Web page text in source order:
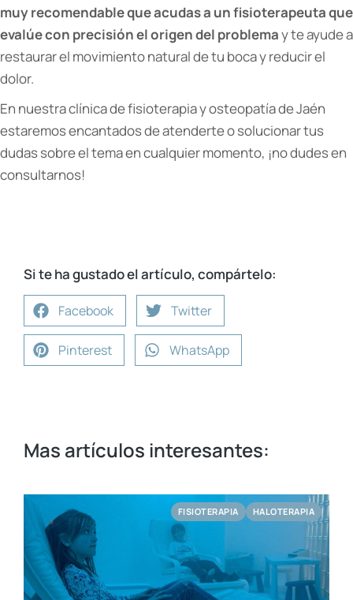
muy recomendable que acudas a un fisioterapeuta que
evalúe con precisión el origen del problemay te ayude a
restaurar el movimiento natural de tu boca y reducir el
dolor.
En nuestra clínica de fisioterapia y osteopatía de Jaén
estaremos encantados de atenderte o solucionar tus
dudas sobre el tema en cualquier momento, ¡no dudes en
consultarnos!
Si te ha gustado el artículo, compártelo:
Facebook Twitter
Pinterest WhatsApp
Mas artículos interesantes:
FISIOTERAPIA HALOTERAPIA